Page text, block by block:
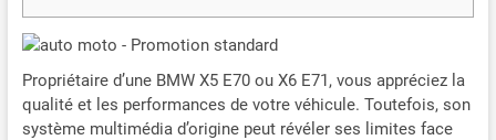
Propriétaire d’une BMW X5 E70 ou X6 E71, vous appréciez la
qualité et les performances de votre véhicule. Toutefois, son
système multimédia d’origine peut révéler ses limites face